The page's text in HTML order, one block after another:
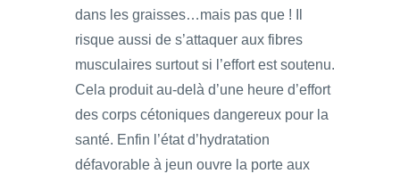
dans les graisses…mais pas que ! Il
risque aussi de s’attaquer aux fibres
musculaires surtout si l’effort est soutenu.
Cela produit au-delà d’une heure d’effort
des corps cétoniques dangereux pour la
santé. Enfin l’état d’hydratation
défavorable à jeun ouvre la porte aux